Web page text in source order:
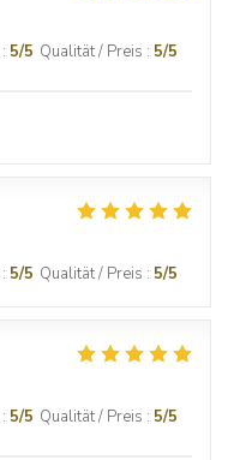
: 5/5 Qualität / Preis : 5/5
: 5/5 Qualität / Preis : 5/5
: 5/5 Qualität / Preis : 5/5